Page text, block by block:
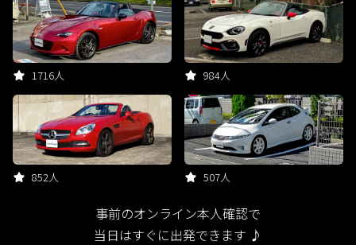
1716人 984人
852人 507人
事前のオンライン本人確認で
当日はすぐに出発できます ♪